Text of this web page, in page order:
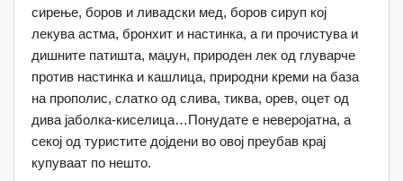
сирење, боров и ливадски мед, боров сируп кој
лекува астма, бронхит и настинка, а ги прочистува и
дишните патишта, маџун, природен лек од глуварче
против настинка и кашлица, природни креми на база
на прополис, слатко од слива, тиква, орев, оцет од
дива јаболка-киселица…Понудате е неверојатна, а
секој од туристите дојдени во овој преубав крај
купуваат по нешто.